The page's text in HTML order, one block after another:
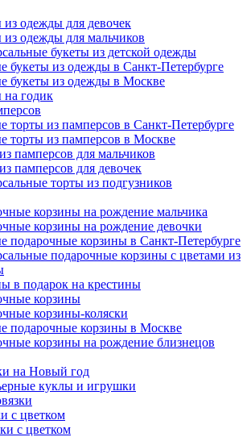
из одежды для девочек
из одежды для мальчиков
букеты из детской одежды
букеты из одежды в Санкт-Петербурге
букеты из одежды в Москве
на годик
торты из памперсов в Санкт-Петербурге
торты из памперсов в Москве
памперсов для мальчиков
памперсов для девочек
торты из подгузников
корзины на рождение мальчика
корзины на рождение девочки
подарочные корзины в Санкт-Петербурге
подарочные корзины с цветами из
в подарок на крестины
корзины
корзины-коляски
подарочные корзины в Москве
корзины на рождение близнецов
на Новый год
куклы и игрушки
с цветком
с цветком